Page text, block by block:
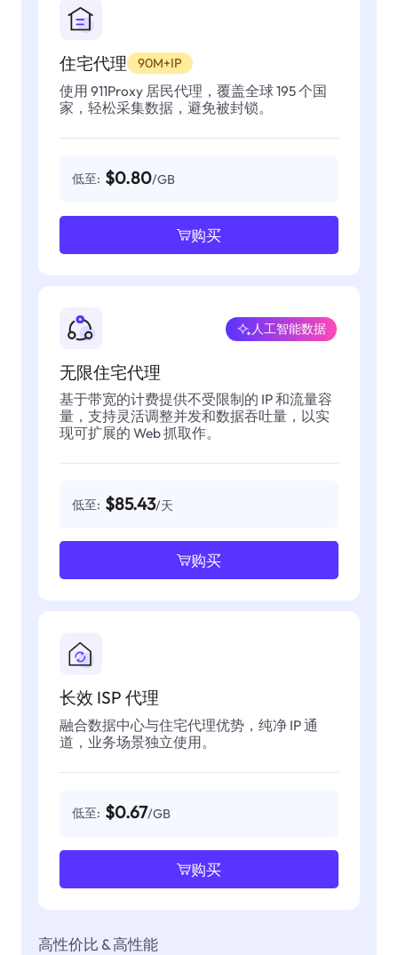
住宅代理 90M+IP
使用 911Proxy 居民代理，覆盖全球 195 个国
家，轻松采集数据，避免被封锁。
低至: $0.80/GB
购买
无限住宅代理
人工智能数据
基于带宽的计费提供不受限制的 IP 和流量容
量，支持灵活调整并发和数据吞吐量，以实
现可扩展的 Web 抓取作。
低至: $85.43/天
购买
长效 ISP 代理
融合数据中心与住宅代理优势，纯净 IP 通
道，业务场景独立使用。
低至: $0.67/GB
购买
高性价比 & 高性能